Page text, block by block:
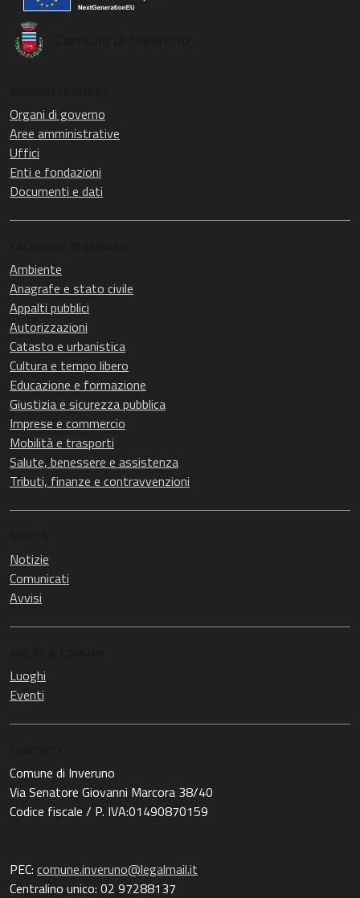
Organi di governo
Aree amministrative
Uffici
Enti e fondazioni
Documenti e dati
Ambiente
Anagrafe e stato civile
Appalti pubblici
Autorizzazioni
Catasto e urbanistica
Cultura e tempo libero
Educazione e formazione
Giustizia e sicurezza pubblica
Imprese e commercio
Mobilità e trasporti
Salute, benessere e assistenza
Tributi, finanze e contravvenzioni
Notizie
Comunicati
Avvisi
Luoghi
Eventi
Comune di Inveruno
Via Senatore Giovanni Marcora 38/40
Codice fiscale / P. IVA:01490870159
PEC: comune.inveruno@legalmail.it
Centralino unico: 02 97288137